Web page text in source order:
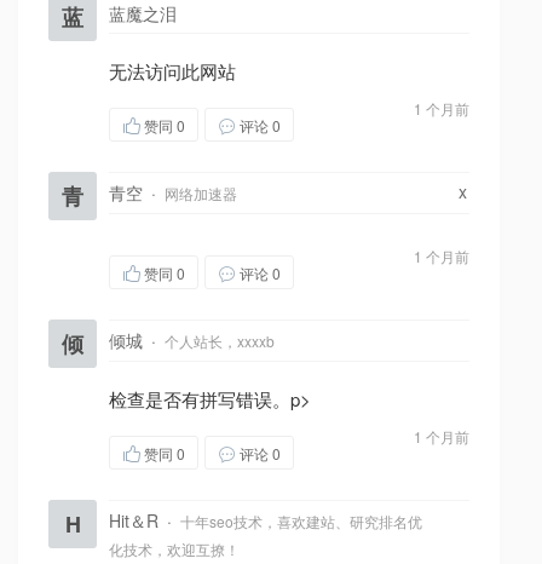
蓝 蓝魔之泪
无法访问此网站
1 个月前
赞同 0 评论 0
青 青空 · 网络加速器 x
1 个月前
赞同 0 评论 0
倾 倾城 · 个人站长，xxxxb
检查是否有拼写错误。p>
1 个月前
赞同 0 评论 0
H Hit＆R · 十年seo技术，喜欢建站、研究排名优
化技术，欢迎互撩！